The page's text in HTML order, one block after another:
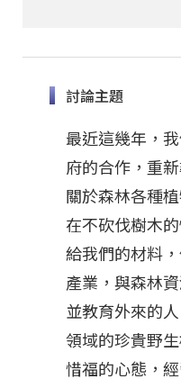
討論主題
最近這幾年，
府的合作，重
關於森林各種
在不砍伐樹木
給我們的材料
產業，與森林
並教育外來的
領域的珍貴野
惜福的心態，